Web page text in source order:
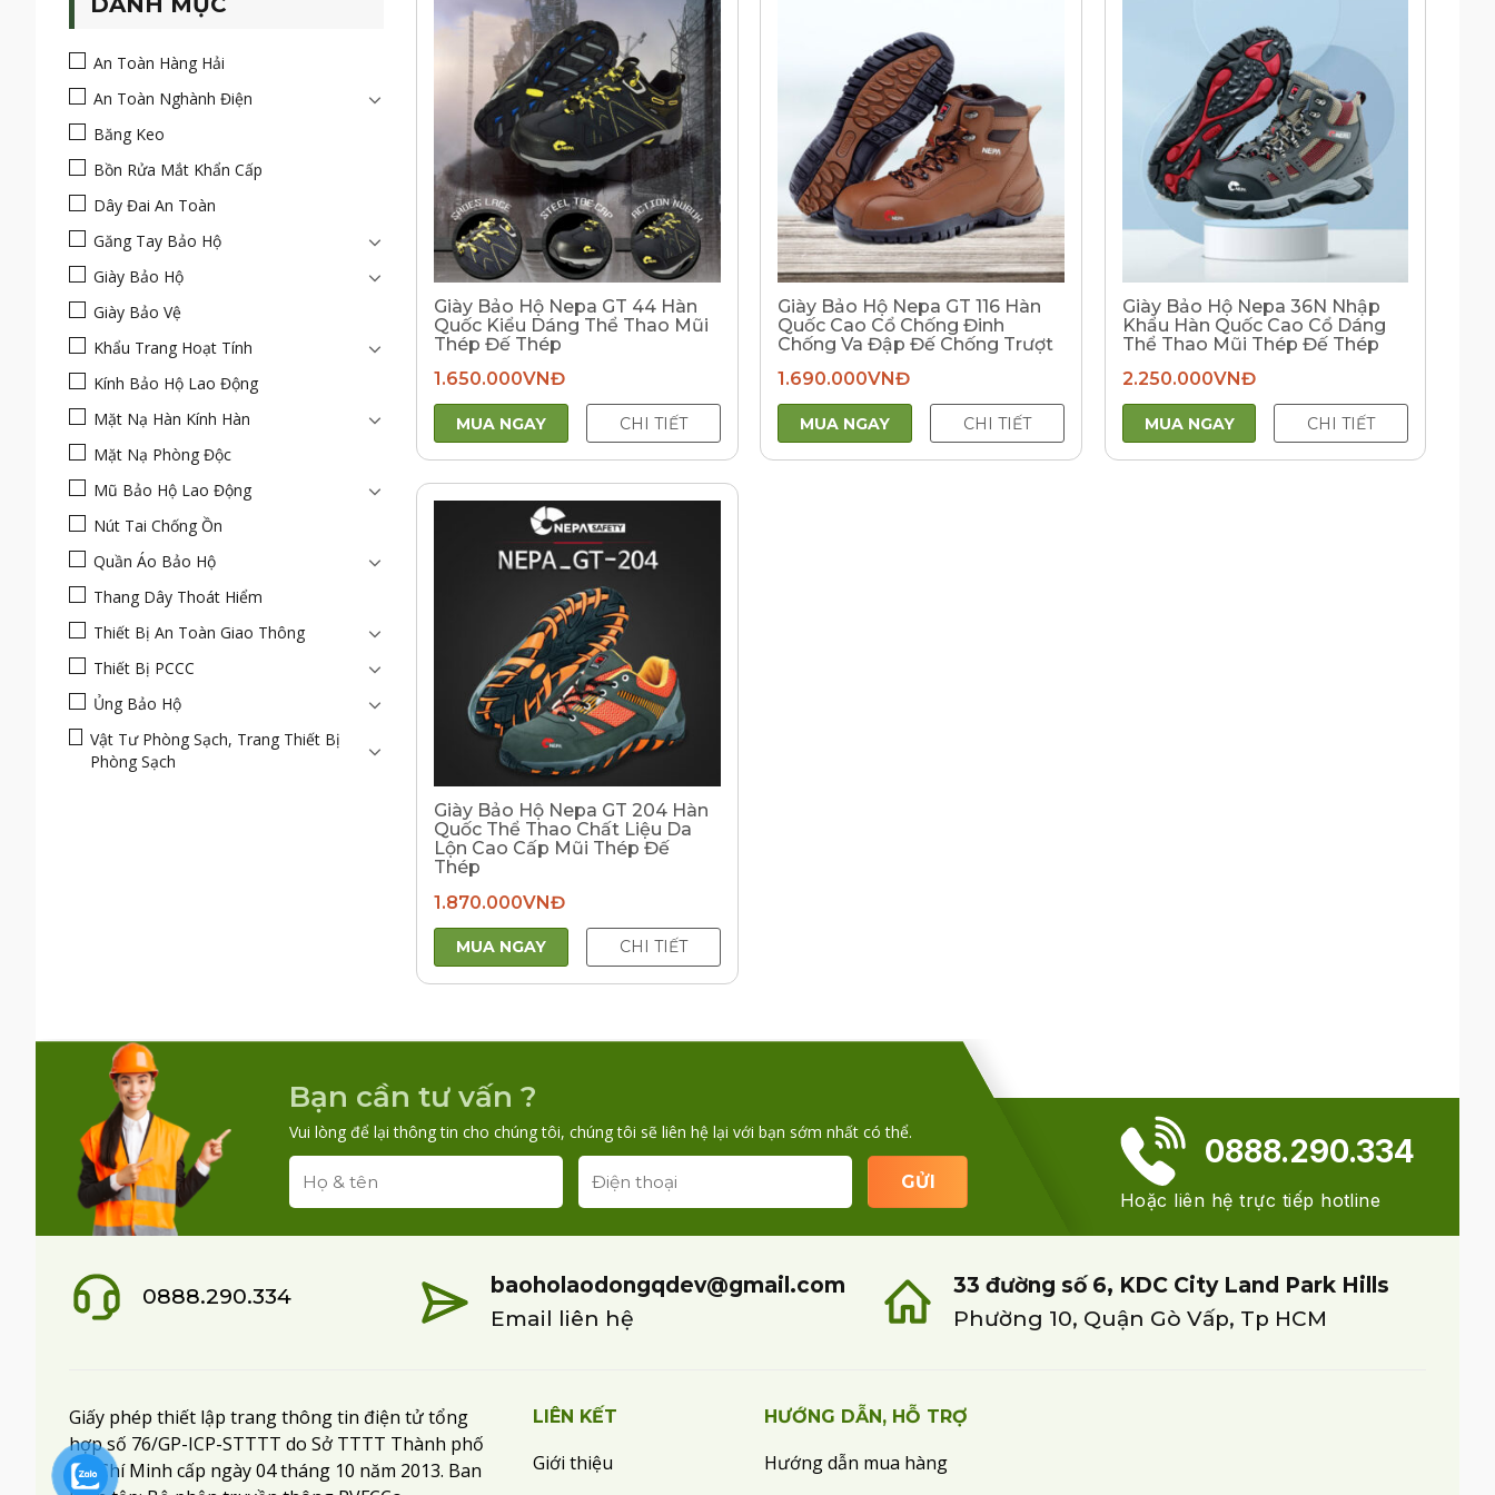
An Toàn Hàng Hải
An Toàn Nghành Điện
Băng Keo
Bồn Rửa Mắt Khẩn Cấp
Dây Đai An Toàn
Găng Tay Bảo Hộ
Giày Bảo Hộ
Giày Bảo Vệ
Khẩu Trang Hoạt Tính
Kính Bảo Hộ Lao Động
Mặt Nạ Hàn Kính Hàn
Mặt Nạ Phòng Độc
Mũ Bảo Hộ Lao Động
Nút Tai Chống Ồn
Quần Áo Bảo Hộ
Thang Dây Thoát Hiểm
Thiết Bị An Toàn Giao Thông
Thiết Bị PCCC
Ủng Bảo Hộ
Vật Tư Phòng Sạch, Trang Thiết Bị
Phòng Sạch
Giày Bảo Hộ Nepa GT 44 Hàn
Quốc Kiểu Dáng Thể Thao Mũi
Thép Đế Thép
1.650.000VNĐ
MUA NGAY CHI TIẾT
Giày Bảo Hộ Nepa GT 116 Hàn
Quốc Cao Cổ Chống Đinh
Chống Va Đập Đế Chống Trượt
1.690.000VNĐ
MUA NGAY CHI TIẾT
Giày Bảo Hộ Nepa 36N Nhập
Khẩu Hàn Quốc Cao Cổ Dáng
Thể Thao Mũi Thép Đế Thép
2.250.000VNĐ
MUA NGAY CHI TIẾT
Giày Bảo Hộ Nepa GT 204 Hàn
Quốc Thể Thao Chất Liệu Da
Lộn Cao Cấp Mũi Thép Đế
Thép
1.870.000VNĐ
MUA NGAY CHI TIẾT
Bạn cần tư vấn ?
Vui lòng để lại thông tin cho chúng tôi, chúng tôi sẽ liên hệ lại với bạn sớm nhất có thể.
0888.290.334
Hoặc liên hệ trực tiếp hotline
0888.290.334
baoholaodongqdev@gmail.com
Email liên hệ
33 đường số 6, KDC City Land Park Hills
Phường 10, Quận Gò Vấp, Tp HCM
Giấy phép thiết lập trang thông tin điện tử tổng
hợp số 76/GP-ICP-STTTT do Sở TTTT Thành phố
Hồ Chí Minh cấp ngày 04 tháng 10 năm 2013. Ban
LIÊN KẾT
Giới thiệu
HƯỚNG DẪN, HỖ TRỢ
Hướng dẫn mua hàng